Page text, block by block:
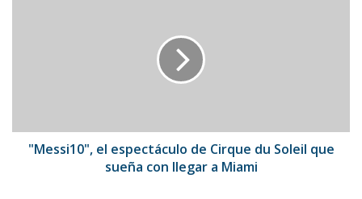
sueña
"Messi10", el espectáculo de Cirque du Soleil que
sueña con llegar a Miami